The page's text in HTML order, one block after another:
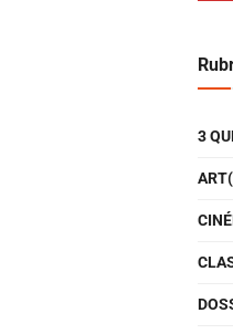
3